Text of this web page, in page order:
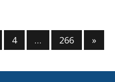
4 … 266 »